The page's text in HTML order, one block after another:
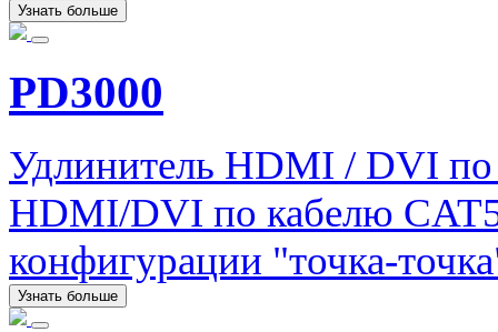
Узнать больше
PD3000
Удлинитель HDMI / DVI по
HDMI/DVI по кабелю
конфигурации "точка-
Узнать больше